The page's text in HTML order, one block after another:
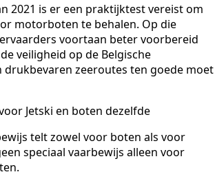
2021 is er een praktijktest vereist om
motorboten te behalen. Op die
voortaan beter voorbereid
veiligheid op de Belgische
drukbevaren zeeroutes ten goede moet
Jetski en boten dezelfde
telt zowel voor boten als voor
speciaal vaarbewijs alleen voor